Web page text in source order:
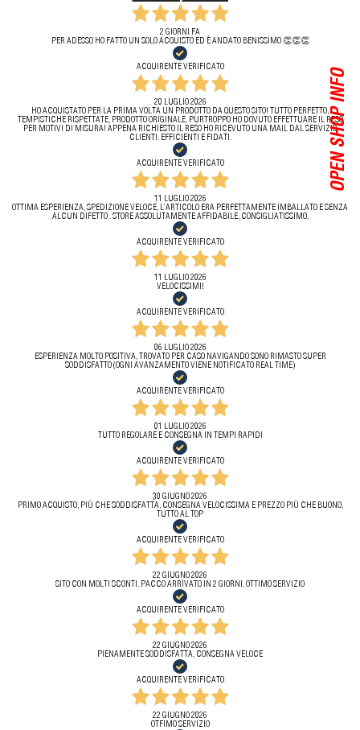
OPEN SHOP INFO
2 GIORNI FA
PER ADESSO HO FATTO UN SOLO ACQUISTO ED È ANDATO BENISSIMO 👏👏👏
ACQUIRENTE VERIFICATO
20 LUGLIO 2026
HO ACQUISTATO PER LA PRIMA VOLTA UN PRODOTTO DA QUESTO SITO! TUTTO PERFETTO,
TEMPISTICHE RISPETTATE, PRODOTTO ORIGINALE. PURTROPPO HO DOVUTO EFFETTUARE IL RESO
PER MOTIVI DI MISURA! APPENA RICHIESTO IL RESO HO RICEVUTO UNA MAIL DAL SERVIZIO
CLIENTI. EFFICIENTI E FIDATI.
ACQUIRENTE VERIFICATO
11 LUGLIO 2026
OTTIMA ESPERIENZA, SPEDIZIONE VELOCE, L’ARTICOLO ERA PERFETTAMENTE IMBALLATO E SENZA
ALCUN DIFETTO . STORE ASSOLUTAMENTE AFFIDABILE, CONSIGLIATISSIMO.
ACQUIRENTE VERIFICATO
11 LUGLIO 2026
VELOCISSIMI!
ACQUIRENTE VERIFICATO
06 LUGLIO 2026
ESPERIENZA MOLTO POSITIVA, TROVATO PER CASO NAVIGANDO SONO RIMASTO SUPER
SODDISFATTO (OGNI AVANZAMENTO VIENE NOTIFICATO REAL TIME)
ACQUIRENTE VERIFICATO
01 LUGLIO 2026
TUTTO REGOLARE E CONSEGNA IN TEMPI RAPIDI
ACQUIRENTE VERIFICATO
30 GIUGNO 2026
PRIMO ACQUISTO, PIÙ CHE SODDISFATTA, CONSEGNA VELOCISSIMA E PREZZO PIÙ CHE BUONO,
TUTTO AL TOP
ACQUIRENTE VERIFICATO
22 GIUGNO 2026
SITO CON MOLTI SCONTI. PACCO ARRIVATO IN 2 GIORNI. OTTIMO SERVIZIO
ACQUIRENTE VERIFICATO
22 GIUGNO 2026
PIENAMENTE SODDISFATTA, CONSEGNA VELOCE
ACQUIRENTE VERIFICATO
22 GIUGNO 2026
OTFIMO SERVIZIO